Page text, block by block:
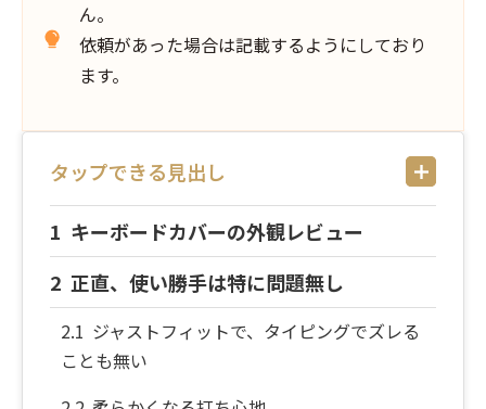
ん。
依頼があった場合は記載するようにしており
ます。
タップできる見出し
キーボードカバーの外観レビュー
正直、使い勝手は特に問題無し
ジャストフィットで、タイピングでズレる
ことも無い